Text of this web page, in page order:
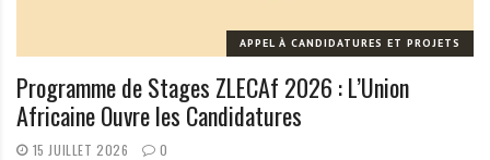
APPEL À CANDIDATURES ET PROJETS
Programme de Stages ZLECAf 2026 : L’Union
Africaine Ouvre les Candidatures
15 JUILLET 2026 0